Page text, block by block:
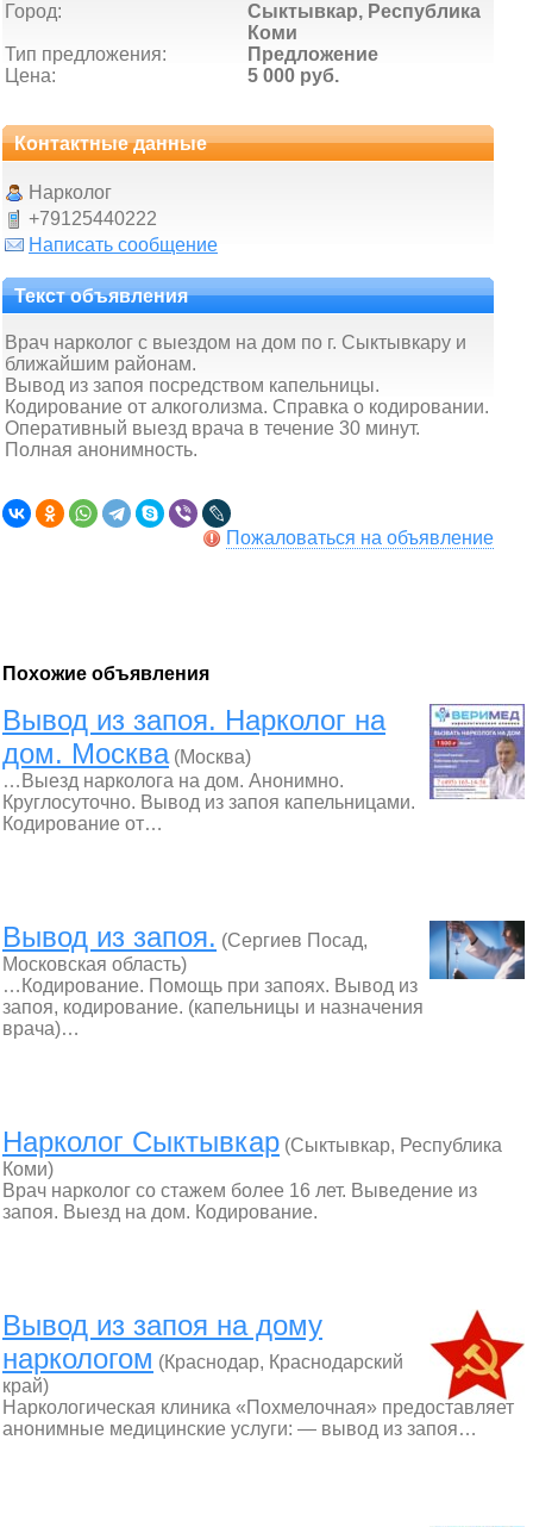
Город:
Сыктывкар, Республика
Коми
Тип предложения:
Предложение
Цена:
5 000 руб.
Контактные данные
Нарколог
+79125440222
Написать сообщение
Текст объявления
Врач нарколог с выездом на дом по г. Сыктывкару и
ближайшим районам.
Вывод из запоя посредством капельницы.
Кодирование от алкоголизма. Справка о кодировании.
Оперативный выезд врача в течение 30 минут.
Полная анонимность.
Пожаловаться на объявление
Похожие объявления
Вывод из запоя. Нарколог на
дом. Москва(Москва)
…Выезд нарколога на дом. Анонимно.
Круглосуточно. Вывод из запоя капельницами.
Кодирование от…
Вывод из запоя. (Сергиев Посад,
Московская область)
…Кодирование. Помощь при запоях. Вывод из
запоя, кодирование. (капельницы и назначения
врача)…
Нарколог Сыктывкар (Сыктывкар, Республика
Коми)
Врач нарколог со стажем более 16 лет. Выведение из
запоя. Выезд на дом. Кодирование.
Вывод из запоя на дому
наркологом (Краснодар, Краснодарский
край)
Наркологическая клиника «Похмелочная» предоставляет
анонимные медицинские услуги: — вывод из запоя…